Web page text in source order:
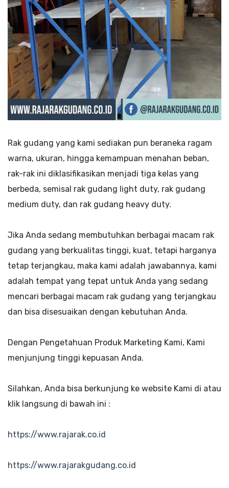
Rak gudang yang kami sediakan pun beraneka ragam
warna, ukuran, hingga kemampuan menahan beban,
rak-rak ini diklasifikasikan menjadi tiga kelas yang
berbeda, semisal rak gudang light duty, rak gudang
medium duty, dan rak gudang heavy duty.
Jika Anda sedang membutuhkan berbagai macam rak
gudang yang berkualitas tinggi, kuat, tetapi harganya
tetap terjangkau, maka kami adalah jawabannya, kami
adalah tempat yang tepat untuk Anda yang sedang
mencari berbagai macam rak gudang yang terjangkau
dan bisa disesuaikan dengan kebutuhan Anda.
Dengan Pengetahuan Produk Marketing Kami, Kami
menjunjung tinggi kepuasan Anda.
Silahkan, Anda bisa berkunjung ke website Kami di atau
klik langsung di bawah ini :
https://www.rajarak.co.id
https://www.rajarakgudang.co.id